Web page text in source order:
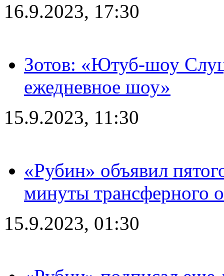
16.9.2023, 17:30
Зотов: «Ютуб-шоу
ежедневное шоу»
15.9.2023, 11:30
«Рубин» объявил
минуты трансферного
15.9.2023, 01:30